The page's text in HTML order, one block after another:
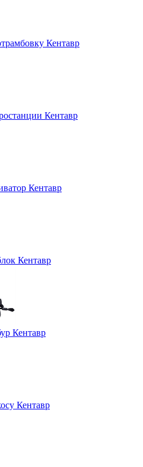
Кентавр
Кентавр
Кентавр
Кентавр
Кентавр
Кентавр